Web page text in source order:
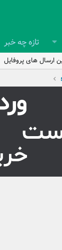
تازه چه خبر
ارسال های پروفایل